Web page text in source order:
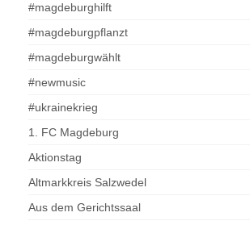
#magdeburghilft
#magdeburgpflanzt
#magdeburgwählt
#newmusic
#ukrainekrieg
1. FC Magdeburg
Aktionstag
Altmarkkreis Salzwedel
Aus dem Gerichtssaal